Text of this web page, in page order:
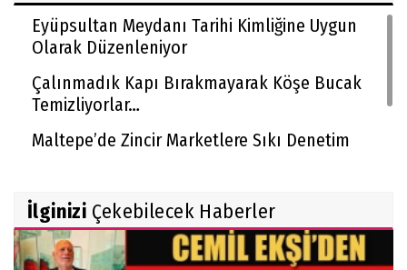
Eyüpsultan Meydanı Tarihi Kimliğine Uygun
Olarak Düzenleniyor
Çalınmadık Kapı Bırakmayarak Köşe Bucak
Temizliyorlar…
Maltepe’de Zincir Marketlere Sıkı Denetim
Usulsüzlük İddiası!
İlginizi Çekebilecek Haberler